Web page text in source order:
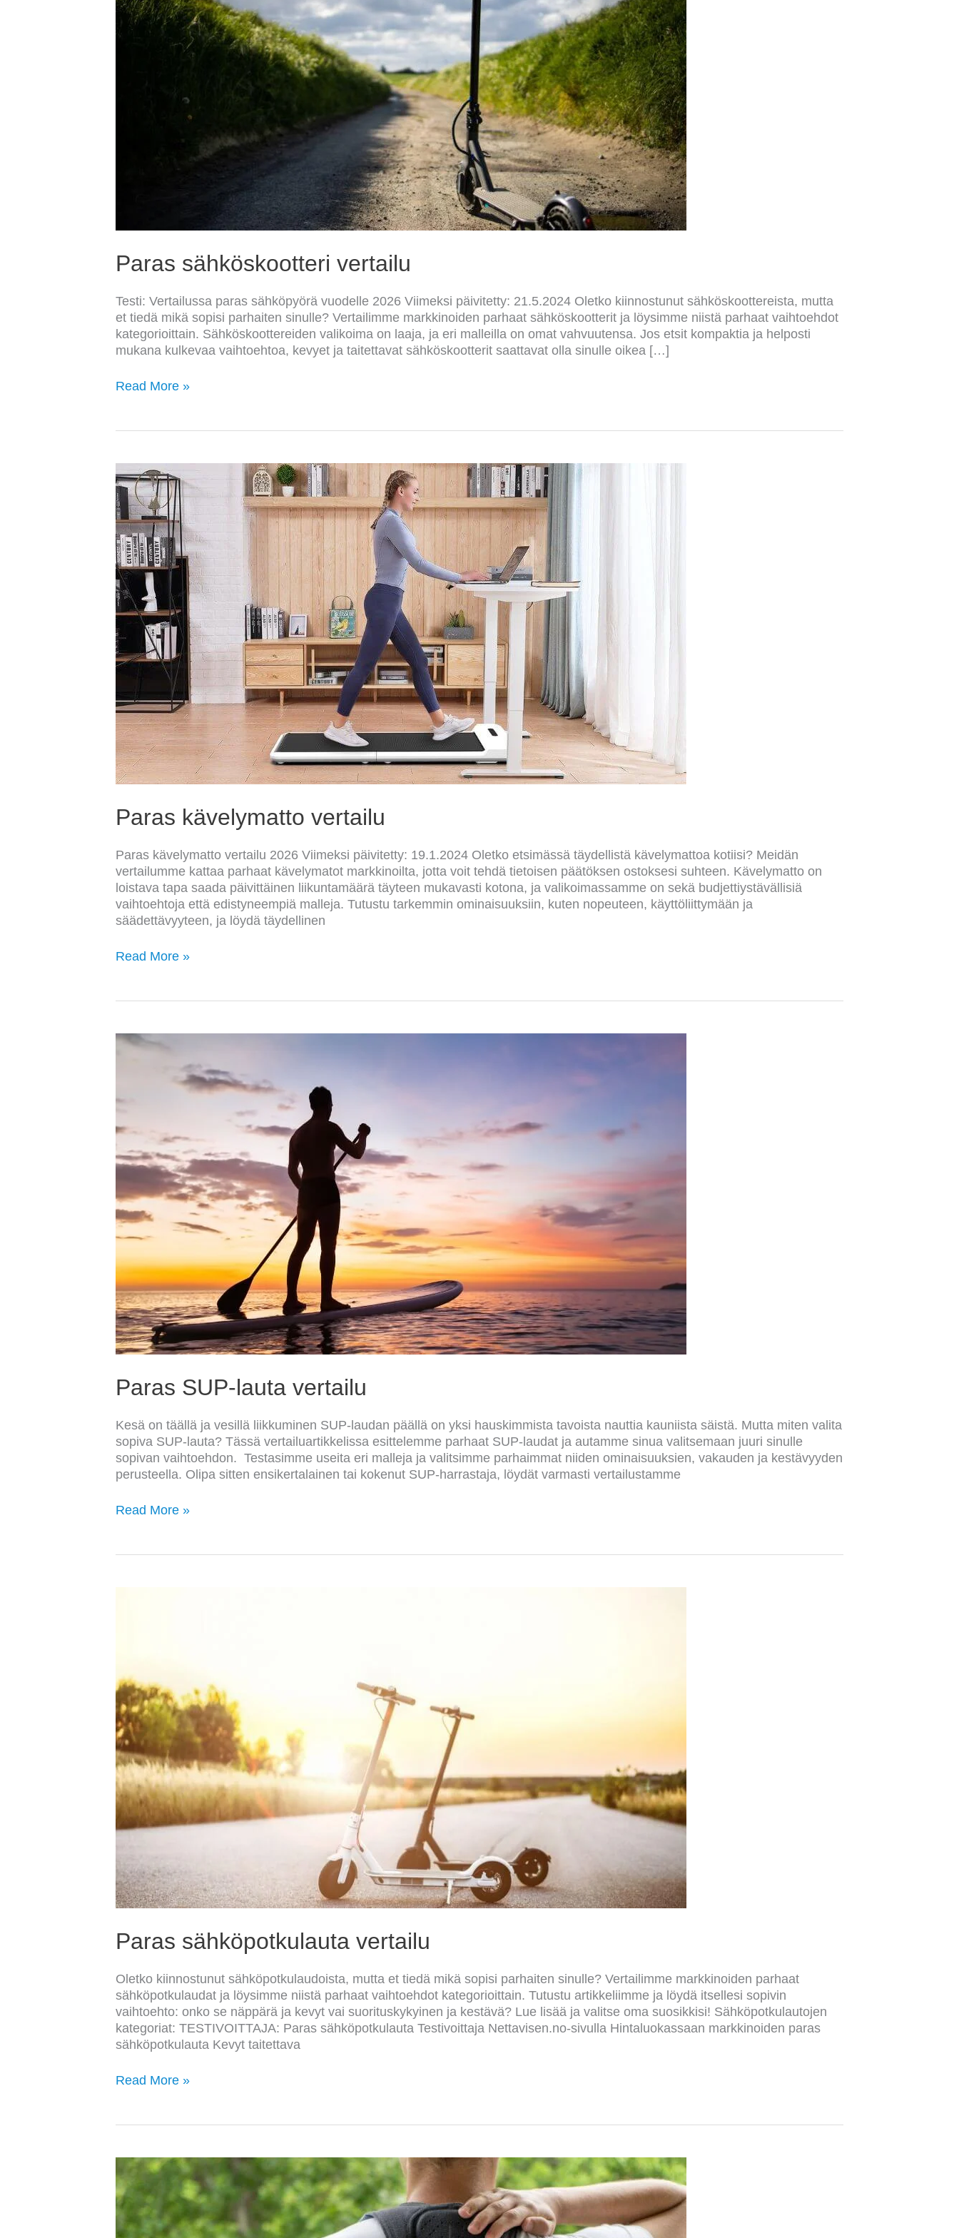
Paras sähköskootteri vertailu
Testi: Vertailussa paras sähköpyörä vuodelle 2026 Viimeksi päivitetty: 21.5.2024 Oletko kiinnostunut sähköskoottereista, mutta
et tiedä mikä sopisi parhaiten sinulle? Vertailimme markkinoiden parhaat sähköskootterit ja löysimme niistä parhaat vaihtoehdot
kategorioittain. Sähköskoottereiden valikoima on laaja, ja eri malleilla on omat vahvuutensa. Jos etsit kompaktia ja helposti
mukana kulkevaa vaihtoehtoa, kevyet ja taitettavat sähköskootterit saattavat olla sinulle oikea […]
Read More »
Paras kävelymatto vertailu
Paras kävelymatto vertailu 2026 Viimeksi päivitetty: 19.1.2024 Oletko etsimässä täydellistä kävelymattoa kotiisi? Meidän
vertailumme kattaa parhaat kävelymatot markkinoilta, jotta voit tehdä tietoisen päätöksen ostoksesi suhteen. Kävelymatto on
loistava tapa saada päivittäinen liikuntamäärä täyteen mukavasti kotona, ja valikoimassamme on sekä budjettiystävällisiä
vaihtoehtoja että edistyneempiä malleja. Tutustu tarkemmin ominaisuuksiin, kuten nopeuteen, käyttöliittymään ja
säädettävyyteen, ja löydä täydellinen
Paras
kävelymatto
vertailu
Read More »
Paras SUP-lauta vertailu
Kesä on täällä ja vesillä liikkuminen SUP-laudan päällä on yksi hauskimmista tavoista nauttia kauniista säistä. Mutta miten valita
sopiva SUP-lauta? Tässä vertailuartikkelissa esittelemme parhaat SUP-laudat ja autamme sinua valitsemaan juuri sinulle
sopivan vaihtoehdon. Testasimme useita eri malleja ja valitsimme parhaimmat niiden ominaisuuksien, vakauden ja kestävyyden
perusteella. Olipa sitten ensikertalainen tai kokenut SUP-harrastaja, löydät varmasti vertailustamme
Paras
Read More »
Paras sähköpotkulauta vertailu
Oletko kiinnostunut sähköpotkulaudoista, mutta et tiedä mikä sopisi parhaiten sinulle? Vertailimme markkinoiden parhaat
sähköpotkulaudat ja löysimme niistä parhaat vaihtoehdot kategorioittain. Tutustu artikkeliimme ja löydä itsellesi sopivin
vaihtoehto: onko se näppärä ja kevyt vai suorituskykyinen ja kestävä? Lue lisää ja valitse oma suosikkisi! Sähköpotkulautojen
kategoriat: TESTIVOITTAJA: Paras sähköpotkulauta Testivoittaja Nettavisen.no-sivulla Hintaluokassaan markkinoiden paras
sähköpotkulauta Kevyt taitettava
Read More »
Paras
ryhtiliivi
vertailu